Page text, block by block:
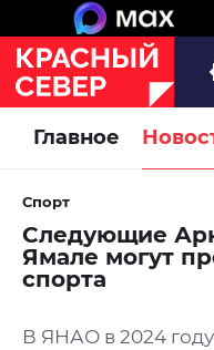
Главное
Спорт
Следующие
Ямале могут
спорта
В ЯНАО в 2024